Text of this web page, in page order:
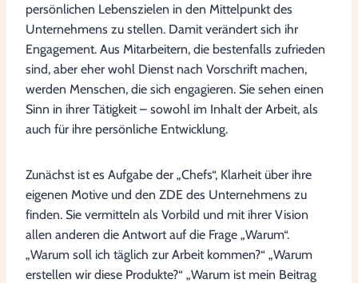
persönlichen Lebenszielen in den Mittelpunkt des
Unternehmens zu stellen. Damit verändert sich ihr
Engagement. Aus Mitarbeitern, die bestenfalls zufrieden
sind, aber eher wohl Dienst nach Vorschrift machen,
werden Menschen, die sich engagieren. Sie sehen einen
Sinn in ihrer Tätigkeit – sowohl im Inhalt der Arbeit, als
auch für ihre persönliche Entwicklung.
Zunächst ist es Aufgabe der „Chefs“, Klarheit über ihre
eigenen Motive und den ZDE des Unternehmens zu
finden. Sie vermitteln als Vorbild und mit ihrer Vision
allen anderen die Antwort auf die Frage „Warum“.
„Warum soll ich täglich zur Arbeit kommen?“ „Warum
erstellen wir diese Produkte?“ „Warum ist mein Beitrag